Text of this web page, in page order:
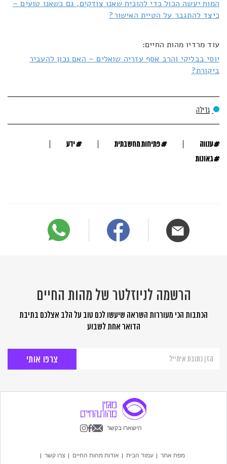
המוח יעשה הכול כדי להוכיח שאנו צודקים, גם כשאנו טועים –
כיצד להתגבר על הטיית האישור?
עוד מרדיו מהות החיים:
יוסי בבליקי והרב אסף עזריה שואלים – האם נכון להעביר
ביקורת?
גדילה
#ענווה #פתיחות מחשבתית #ידע
#גאונות
הרשמה לניוזלטר של מהות החיים
הכתבות הכי מעוררות השראה שיעשו לכם טוב על הלב אצלכם בתיבת
הדואר אחת לשבוע
לניוזלטר
החיים
הישארו בקשר
מפת אתר עמוד הבית אודות מהות החיים צרו קשר